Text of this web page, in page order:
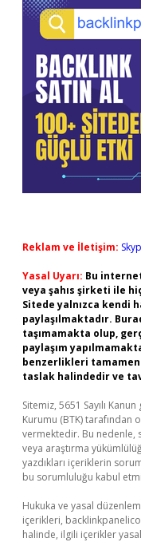
Reklam ve İletişim:
Yasal Uyarı: Bu
veya şahıs şirketi ile
Sitede yalnızca kendi
paylaşılmaktadır.
taşımamakta olup,
paylaşım
benzerlikleri
taslak halindedir ve
Sitemiz, 5651 Sayılı
Kurumu (BTK) tarafından
vermektedir. Bu
veya araştırma
yazdıkları içeriklerin
bu sorumluluğu kabul
Hukuka ve yasal
içerikleri,
halinde, ilgili içerikler